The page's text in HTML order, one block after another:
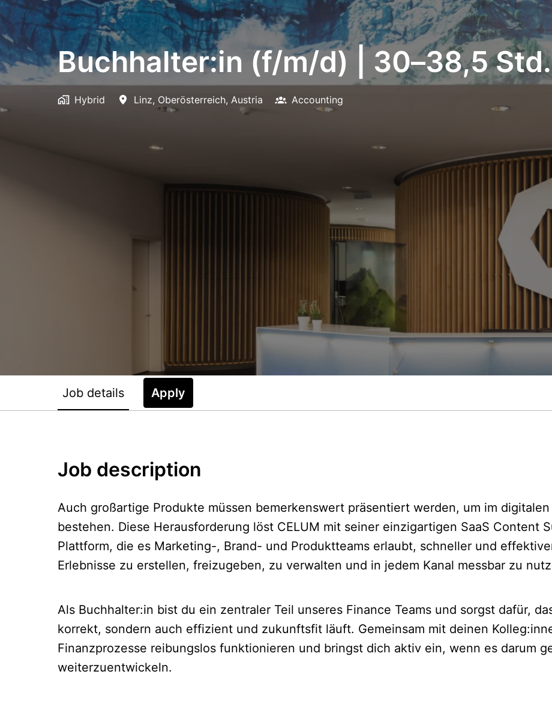
Buchhalter:in (f/m/d) | 30–38,5
Hybrid Linz, Oberösterreich, Austria Accounting
Job details Apply
Job description
Auch großartige Produkte müssen bemerkenswert präsentiert werden, um im
bestehen. Diese Herausforderung löst CELUM mit seiner einzigartigen SaaS Content
Plattform, die es Marketing-, Brand- und Produktteams erlaubt, schneller und
Erlebnisse zu erstellen, freizugeben, zu verwalten und in jedem Kanal messbar zu
Als Buchhalter:in bist du ein zentraler Teil unseres Finance Teams und sorgst dafür,
korrekt, sondern auch effizient und zukunftsfit läuft. Gemeinsam mit deinen
Finanzprozesse reibungslos funktionieren und bringst dich aktiv ein, wenn es darum
weiterzuentwickeln.